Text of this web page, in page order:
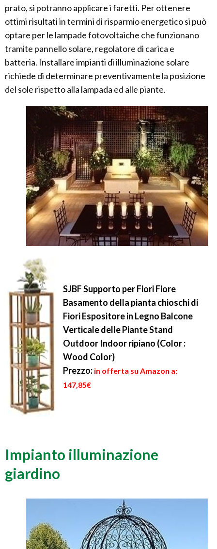
prato, si potranno applicare i faretti. Per ottenere
ottimi risultati in termini di risparmio energetico si può
optare per le lampade fotovoltaiche che funzionano
tramite pannello solare, regolatore di carica e
batteria. Installare impianti di illuminazione solare
richiede di determinare preventivamente la posizione
del sole rispetto alla lampada ed alle piante.
SJBF Supporto per Fiori Fiore
Basamento della pianta chioschi di
Fiori Espositore in Legno Balcone
Verticale delle Piante Stand
Outdoor Indoor ripiano (Color :
Wood Color)
Prezzo: in offerta su Amazon a:
147,85€
Impianto illuminazione
giardino